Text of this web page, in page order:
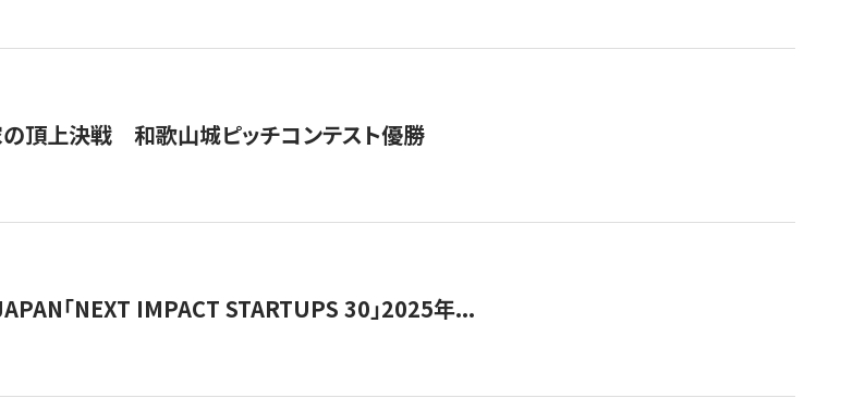
の頂上決戦 和歌山城ピッチコンテスト優勝
「NEXT IMPACT STARTUPS 30」2025年...